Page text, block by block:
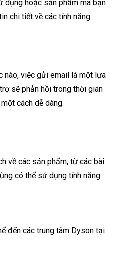
dụng hoặc sản phẩm mà bạn
chi tiết về các tính năng.
nào, việc gửi email là một lựa
sẽ phản hồi trong thời gian
cách dễ dàng.
về các sản phẩm, từ các bài
có thể sử dụng tính năng
đến các trung tâm Dyson tại